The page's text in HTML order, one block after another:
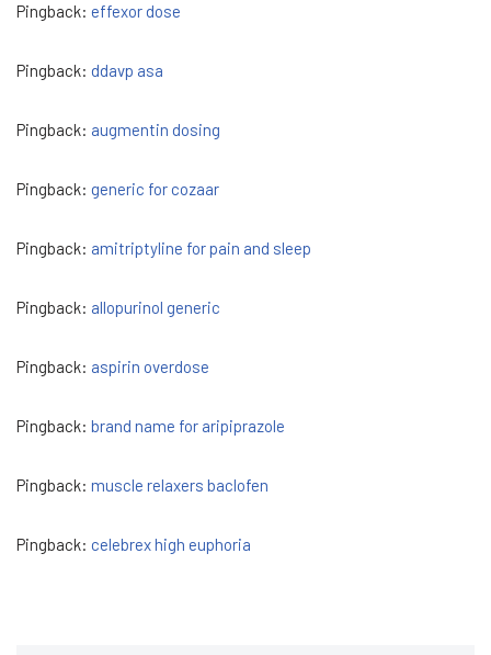
Pingback: effexor dose
Pingback: ddavp asa
Pingback: augmentin dosing
Pingback: generic for cozaar
Pingback: amitriptyline for pain and sleep
Pingback: allopurinol generic
Pingback: aspirin overdose
Pingback: brand name for aripiprazole
Pingback: muscle relaxers baclofen
Pingback: celebrex high euphoria